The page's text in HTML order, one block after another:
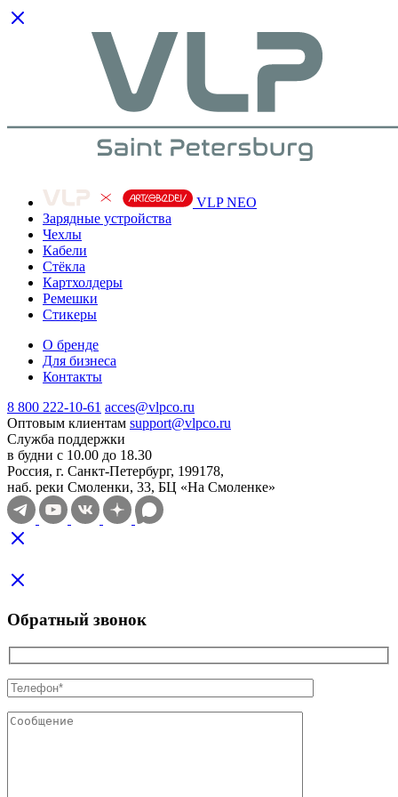
VLP NEO
Зарядные устройства
Чехлы
Кабели
Cтёкла
Картхолдеры
Ремешки
Стикеры
О бренде
Для бизнеса
Контакты
8 800 222-10-61 acces@vlpco.ru
Оптовым клиентам support@vlpco.ru
Служба поддержки
в будни с 10.00 до 18.30
Россия, г. Санкт-Петербург, 199178,
наб. реки Смоленки, 33, БЦ «На Смоленке»
Обратный звонок